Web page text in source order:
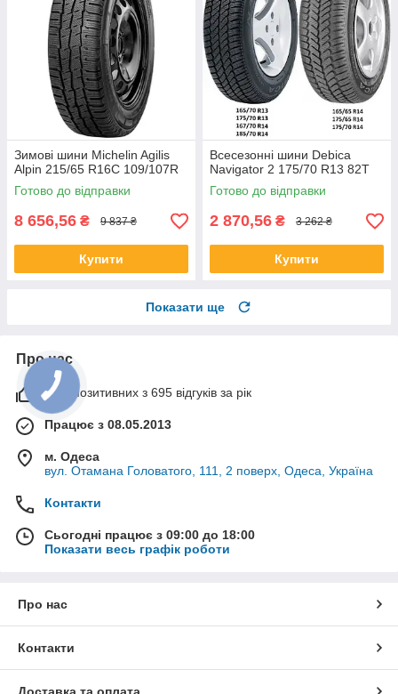
Зимові шини Michelin Agilis
Alpin 215/65 R16C 109/107R
Готово до відправки
8 656,56 ₴ 9 837 ₴
Купити
Всесезонні шини Debica
Navigator 2 175/70 R13 82T
Готово до відправки
2 870,56 ₴ 3 262 ₴
Купити
Показати ще
Про нас
99% позитивних з 695 відгуків за рік
Працює з 08.05.2013
м. Одеса
вул. Отамана Головатого, 111, 2 поверх, Одеса, Україна
Контакти
Сьогодні працює з 09:00 до 18:00
Показати весь графік роботи
Про нас
Контакти